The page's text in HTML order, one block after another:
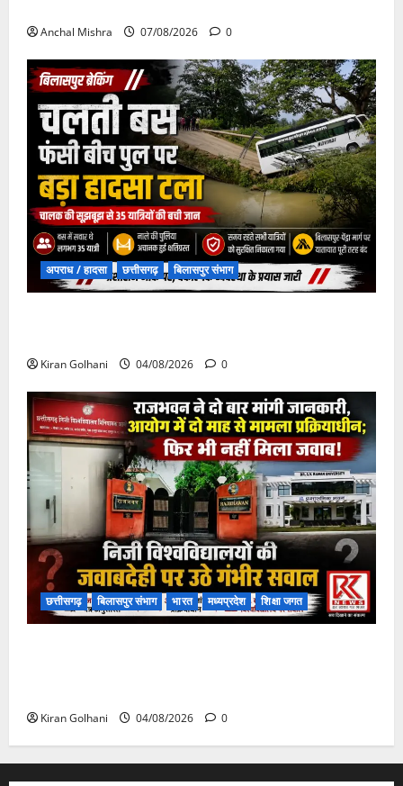
Anchal Mishra 07/08/2026 0
अपराध / हादसा छत्तीसगढ़ बिलासपुर संभाग
Kiran Golhani 04/08/2026 0
छत्तीसगढ़ बिलासपुर संभाग भारत मध्यप्रदेश शिक्षा जगत
Kiran Golhani 04/08/2026 0